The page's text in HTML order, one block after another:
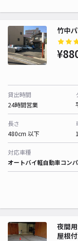
竹中
貸出時間
24時間営業
長さ
480cm 以下
対応車種
オートバイ軽自動車コン
夜間
屋根